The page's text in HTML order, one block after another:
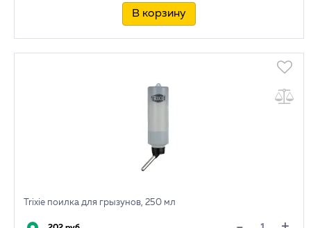
В корзину
Trixie поилка для грызунов, 250 мл